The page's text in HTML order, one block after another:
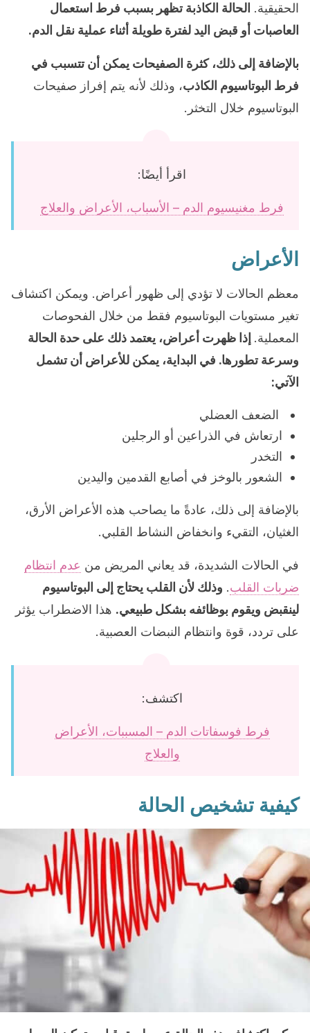
الحقيقية. الحالة الكاذبة تظهر بسبب فرط استعمال
العاصبات أو قبض اليد لفترة طويلة أثناء عملية نقل الدم.
بالإضافة إلى ذلك، كثرة الصفيحات يمكن أن تتسبب في
فرط البوتاسيوم الكاذب، وذلك لأنه يتم إفراز صفيحات
البوتاسيوم خلال التخثر.
اقرأ أيضًا:
فرط مغنيسيوم الدم – الأسباب، الأعراض والعلاج
الأعراض
معظم الحالات لا تؤدي إلى ظهور أعراض. ويمكن اكتشاف
تغير مستويات البوتاسيوم فقط من خلال الفحوصات
المعملية. إذا ظهرت أعراض، يعتمد ذلك على حدة الحالة
وسرعة تطورها. في البداية، يمكن للأعراض أن تشمل
الآتي:
الضعف العضلي
ارتعاش في الذراعين أو الرجلين
التخدر
الشعور بالوخز في أصابع القدمين واليدين
بالإضافة إلى ذلك، عادةً ما يصاحب هذه الأعراض الأرق،
الغثيان، التقيء وانخفاض النشاط القلبي.
في الحالات الشديدة، قد يعاني المريض من عدم انتظام
ضربات القلب. وذلك لأن القلب يحتاج إلى البوتاسيوم
لينقبض ويقوم بوظائفه بشكل طبيعي. هذا الاضطراب يؤثر
على تردد، قوة وانتظام النبضات العصبية.
اكتشف:
فرط فوسفاتات الدم – المسببات، الأعراض
والعلاج
كيفية تشخيص الحالة